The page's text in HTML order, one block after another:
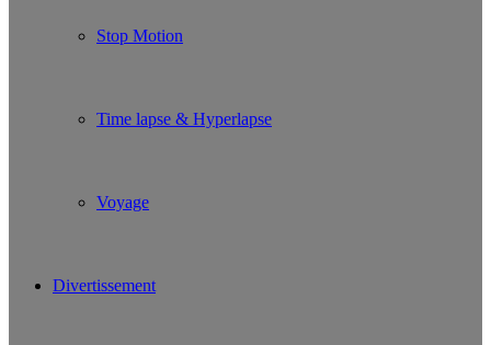
Stop Motion
Time lapse & Hyperlapse
Voyage
Divertissement